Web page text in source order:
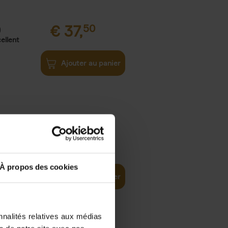
À propos des cookies
relatives aux médias
€ 37,50
Ajouter au panier
world 29,99
Ajouter au panier